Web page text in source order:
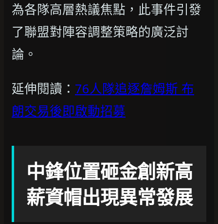
為各隊高層熱議焦點，此事件引發
了聯盟對陣容調整策略的廣泛討
論。
延伸閱讀： 76人隊追逐詹姆斯 布
朗交易後即啟動招募
中鋒位置砸金創新高
薪資帽出現異常發展